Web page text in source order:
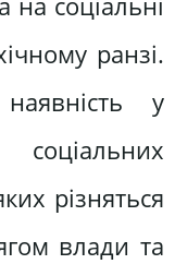
ранзі.
у
різняться
влади та